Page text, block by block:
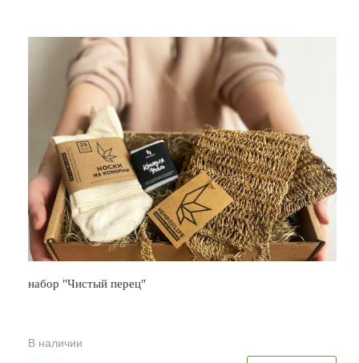
набор "Чистый перец"
В наличии